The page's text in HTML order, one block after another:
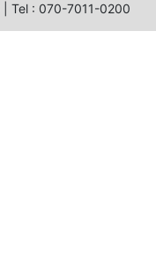
Tel : 070-7011-0200